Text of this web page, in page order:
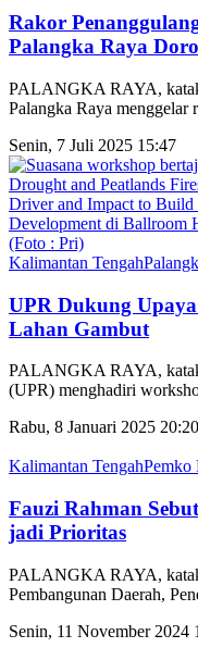
Rakor
Palangka Raya
PALANGKA RAYA,
Palangka Raya menggelar
Senin, 7 Juli 2025 15:47
Kalimantan Tengah
UPR Dukung
Lahan Gambut
PALANGKA RAYA,
(UPR) menghadiri
Rabu, 8 Januari 2025 20:20
Kalimantan TengahPemko
Fauzi Rahman
jadi Prioritas
PALANGKA RAYA,
Pembangunan Daerah,
Senin, 11 November 2024